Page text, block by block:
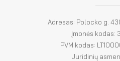
Adresas: Polocko g.
Įmonės kodas:
PVM kodas:
Juridinių